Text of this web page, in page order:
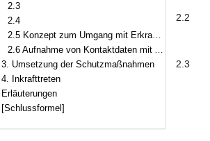
2.3
2.4
2.5 Konzept zum Umgang mit Erkrankten und Verdachtsfällen:
2.6 Aufnahme von Kontaktdaten mit Angaben zum Anwesenheitszeitraum:
Bereich erweitern
3. Umsetzung der Schutzmaßnahmen
4. Inkrafttreten
Erläuterungen
[Schlussformel]
2.2
2.3